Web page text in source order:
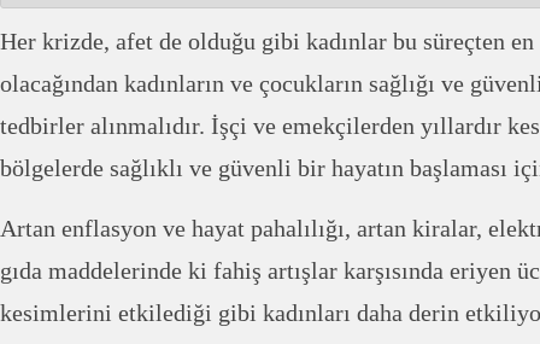
Her krizde, afet de olduğu gibi kadınlar bu süreçten
olacağından kadınların ve çocukların sağlığı ve
tedbirler alınmalıdır. İşçi ve emekçilerden yıllardır
bölgelerde sağlıklı ve güvenli bir hayatın başlaması
Artan enflasyon ve hayat pahalılığı, artan kiralar,
gıda maddelerinde ki fahiş artışlar karşısında eriyen
kesimlerini etkilediği gibi kadınları daha derin